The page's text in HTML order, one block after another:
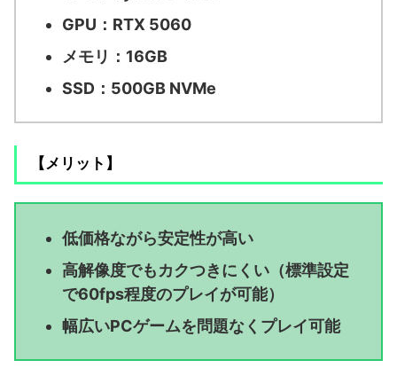
GPU：RTX 5060
メモリ：16GB
SSD：500GB NVMe
【メリット】
低価格ながら安定性が高い
高解像度でもカクつきにくい（標準設定
で60fps程度のプレイが可能）
幅広いPCゲームを問題なくプレイ可能